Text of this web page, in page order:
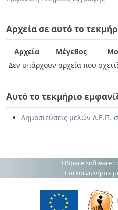
Αρχεία σε αυτό το
Αρχεία Μέγεθος
Δεν υπάρχουν αρχεία που
Αυτό το τεκμήριο
Δημοσιεύσεις μελών Δ.Ε.Π.
DSpace software
Επικοινωνήστε